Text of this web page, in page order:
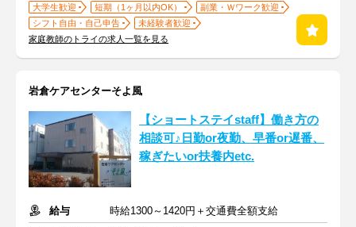
大学生歓迎 短期（1ヶ月以内OK）
副業・Ｗワーク歓迎
シフト自由・自己申告
未経験者歓迎
家庭教師のトライの求人一覧を見る
岩倉ケアセンターそよ風
【ショートステイstaff】働き方の
相談可♪日勤or夜勤、早番or遅番、
稼ぎたいor扶養内etc.
給与
時給1300～1420円＋交通費全額支給